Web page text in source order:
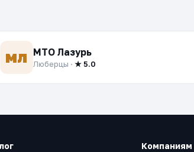
МЛ МТО Лазурь
Люберцы · ★ 5.0
Компаниям